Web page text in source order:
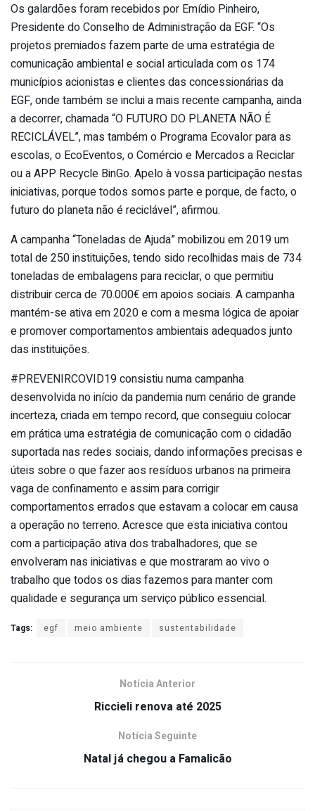
Os galardões foram recebidos por Emídio Pinheiro,
Presidente do Conselho de Administração da EGF. “Os
projetos premiados fazem parte de uma estratégia de
comunicação ambiental e social articulada com os 174
municípios acionistas e clientes das concessionárias da
EGF, onde também se inclui a mais recente campanha, ainda
a decorrer, chamada “O FUTURO DO PLANETA NÃO É
RECICLÁVEL”, mas também o Programa Ecovalor para as
escolas, o EcoEventos, o Comércio e Mercados a Reciclar
ou a APP Recycle BinGo. Apelo à vossa participação nestas
iniciativas, porque todos somos parte e porque, de facto, o
futuro do planeta não é reciclável”, afirmou.
A campanha “Toneladas de Ajuda” mobilizou em 2019 um
total de 250 instituições, tendo sido recolhidas mais de 734
toneladas de embalagens para reciclar, o que permitiu
distribuir cerca de 70.000€ em apoios sociais. A campanha
mantém-se ativa em 2020 e com a mesma lógica de apoiar
e promover comportamentos ambientais adequados junto
das instituições.
#PREVENIRCOVID19 consistiu numa campanha
desenvolvida no início da pandemia num cenário de grande
incerteza, criada em tempo record, que conseguiu colocar
em prática uma estratégia de comunicação com o cidadão
suportada nas redes sociais, dando informações precisas e
úteis sobre o que fazer aos resíduos urbanos na primeira
vaga de confinamento e assim para corrigir
comportamentos errados que estavam a colocar em causa
a operação no terreno. Acresce que esta iniciativa contou
com a participação ativa dos trabalhadores, que se
envolveram nas iniciativas e que mostraram ao vivo o
trabalho que todos os dias fazemos para manter com
qualidade e segurança um serviço público essencial.
Tags: egf meio ambiente sustentabilidade
Notícia Anterior
Riccieli renova até 2025
Notícia Seguinte
Natal já chegou a Famalicão